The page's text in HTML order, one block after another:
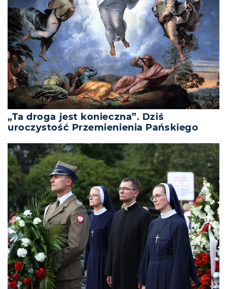
„Ta droga jest konieczna”. Dziś
uroczystość Przemienienia Pańskiego